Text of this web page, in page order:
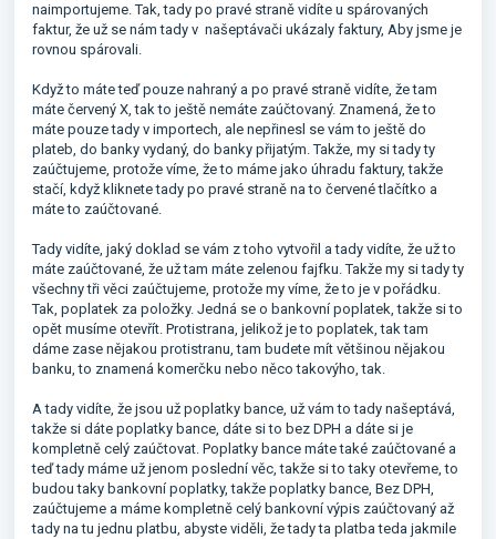
naimportujeme. Tak, tady po pravé straně vidíte u spárovaných
faktur, že už se nám tady v našeptávači ukázaly faktury, Aby jsme je
rovnou spárovali.
Když to máte teď pouze nahraný a po pravé straně vidíte, že tam
máte červený X, tak to ještě nemáte zaúčtovaný. Znamená, že to
máte pouze tady v importech, ale nepřinesl se vám to ještě do
plateb, do banky vydaný, do banky přijatým. Takže, my si tady ty
zaúčtujeme, protože víme, že to máme jako úhradu faktury, takže
stačí, když kliknete tady po pravé straně na to červené tlačítko a
máte to zaúčtované.
Tady vidíte, jaký doklad se vám z toho vytvořil a tady vidíte, že už to
máte zaúčtované, že už tam máte zelenou fajfku. Takže my si tady ty
všechny tři věci zaúčtujeme, protože my víme, že to je v pořádku.
Tak, poplatek za položky. Jedná se o bankovní poplatek, takže si to
opět musíme otevřít. Protistrana, jelikož je to poplatek, tak tam
dáme zase nějakou protistranu, tam budete mít většinou nějakou
banku, to znamená komerčku nebo něco takovýho, tak.
A tady vidíte, že jsou už poplatky bance, už vám to tady našeptává,
takže si dáte poplatky bance, dáte si to bez DPH a dáte si je
kompletně celý zaúčtovat. Poplatky bance máte také zaúčtované a
teď tady máme už jenom poslední věc, takže si to taky otevřeme, to
budou taky bankovní poplatky, takže poplatky bance, Bez DPH,
zaúčtujeme a máme kompletně celý bankovní výpis zaúčtovaný až
tady na tu jednu platbu, abyste viděli, že tady ta platba teda jakmile